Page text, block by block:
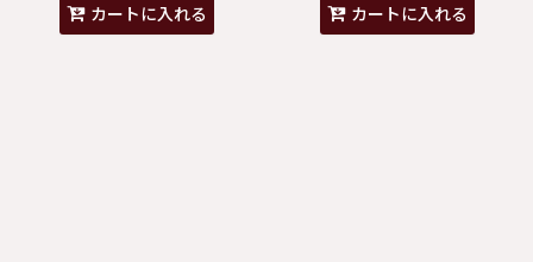
カートに入れる カートに入れる